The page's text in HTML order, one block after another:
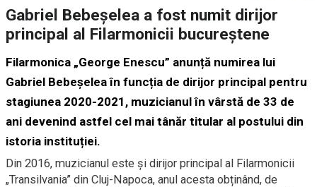
Gabriel Bebeșelea a fost numit dirijor
principal al Filarmonicii bucureștene
Filarmonica „George Enescu” anunță numirea lui
Gabriel Bebeșelea în funcția de dirijor principal pentru
stagiunea 2020-2021, muzicianul în vârstă de 33 de
ani devenind astfel cel mai tânăr titular al postului din
istoria instituției.
Din 2016, muzicianul este și dirijor principal al Filarmonicii
„Transilvania” din Cluj-Napoca, anul acesta obținând, de